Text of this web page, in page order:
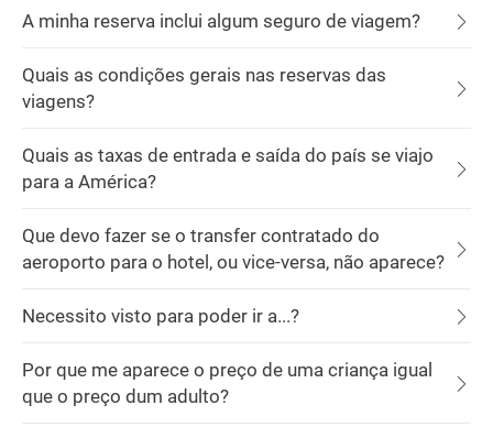
A minha reserva inclui algum seguro de viagem?
Quais as condições gerais nas reservas das
viagens?
Quais as taxas de entrada e saída do país se viajo
para a América?
Que devo fazer se o transfer contratado do
aeroporto para o hotel, ou vice-versa, não aparece?
Necessito visto para poder ir a...?
Por que me aparece o preço de uma criança igual
que o preço dum adulto?